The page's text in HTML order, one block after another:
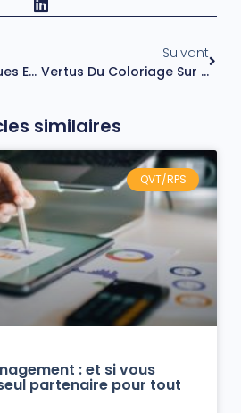
Les Relations Toxiques Et Le Processus D’emprise Psychologique
Suivant
Vertus Du Coloriage Sur Le Psychisme
similaires
QVT/RPS
: et si vous
partenaire pour tout